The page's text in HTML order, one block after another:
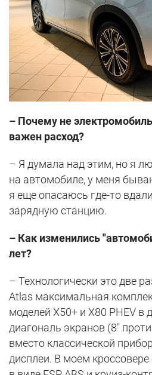
– Почему не
важен расход?
– Я думала над этим, но я
на автомобиле, у меня
я еще опасаюсь где-то
зарядную станцию.
– Как изменились
лет?
– Технологически это две
Atlas максимальная
моделей X50+ и X80 PHEV в
диагональ экранов (8"
вместо классической
дисплеи. В моем